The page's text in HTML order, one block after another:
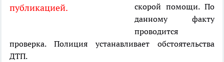
публикацией.
скорой помощи. По
данному факту
проводится
проверка. Полиция устанавливает обстоятельства
ДТП.